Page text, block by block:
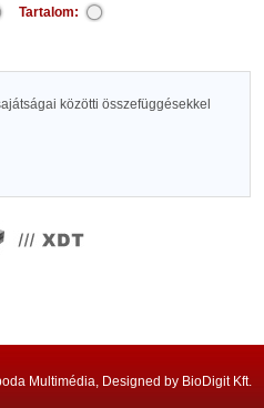
Tartalom:
közötti összefüggésekkel
Multimédia, Designed by BioDigit Kft.